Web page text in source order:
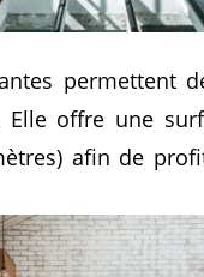
permettent
offre une
afin de